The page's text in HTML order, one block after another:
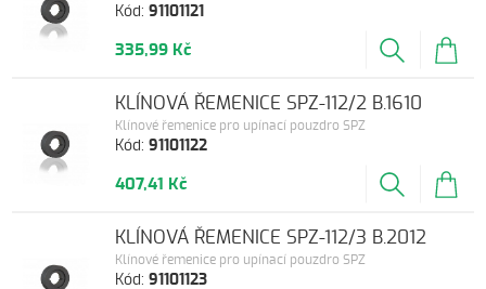
Kód:91101121
335,99 Kč
Kód:91101122
Klínové řemenice pro upínací pouzdro SPZ
KLÍNOVÁ ŘEMENICE SPZ-112/2 B.1610
407,41 Kč
Kód:91101123
Klínové řemenice pro upínací pouzdro SPZ
KLÍNOVÁ ŘEMENICE SPZ-112/3 B.2012